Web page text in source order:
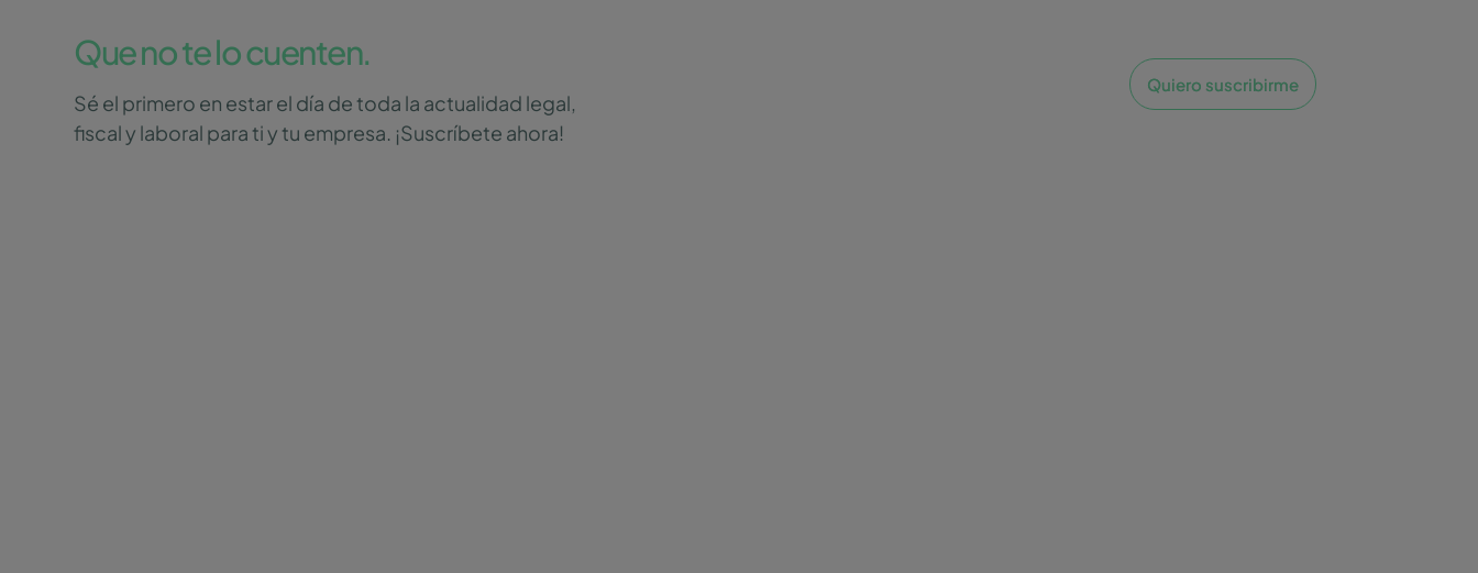
Que no te lo cuenten.
Sé el primero en estar el día de toda la actualidad legal,
fiscal y laboral para ti y tu empresa. ¡Suscríbete ahora!
Quiero suscribirme